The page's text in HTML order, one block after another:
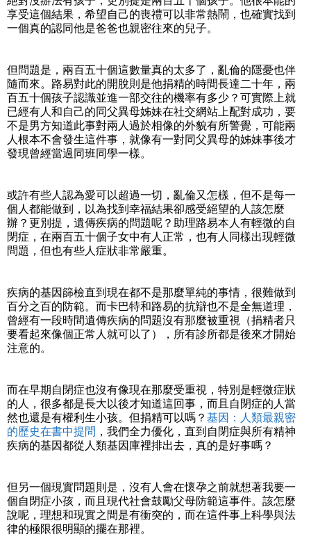
享受這個結果，希望自己的喪禮可以非常熱鬧，也確實找到
一個真的認同他是爸爸也親密往來的兒子。
但問題是，兩百五十個這數量真的太多了，亂倫的隱憂也伴
隨而來。路易對此的開脫則是他捐精的時間長達二十年，兩
百五十個孩子認識並進一部交往的機率有多少？可實際上就
已經有人和自己的同父異母姊妹在社交網站上配對成功，要
不是男方知道此事對兩人過於相像的外貌有所警覺，可能兩
人根本不會發生這件事，就像有一對同父異母的姊妹事後才
發現曾經當過同班同學一樣。
或許有些人認為愛可以超過一切，亂倫又怎樣，但不是每一
個人都能做到，以為找到幸福結果卻感受絕望的人該怎麼
辦？更別提，遺傳疾病的問題呢？助理路易本人有輕微的自
閉症，在兩百五十個子女中有人正常，也有人同樣出現輕微
問題，但也有些人症狀非常嚴重。
疾病的基因篩檢直到現在都不是那麼單純的事情，很難做到
百分之百的防範。而卡巴特和路易的抗辯也不是全無道理，
曾經有一段時間遺傳疾病的問題沒有那麼被重視（捐精者只
要看起來像個正常人就可以了），所有診所都是後來才開始
注意的。
而在早期自閉症也沒有像現在那麼受重視，特別是輕微症狀
的人，很多都是長大以後才知道這回事，而且自閉症的人當
然也還是有權利生小孩。但捐精可以嗎？ 基因：人類最親密
的歷史在書中提問 ，我們全力優化，直到自閉症與所有精神
疾病的基因都從人類基因庫裡排出去，真的是好事嗎？
但另一個現實問題則是，沒有人會在懷孕之前就想著我要一
個自閉症小孩，而且現代社會鼓勵父母防範這事件。該怎麼
說呢，理想和現實之間是有衝突的，而在這件事上科學與法
律的極限很明顯的擺在那裡。